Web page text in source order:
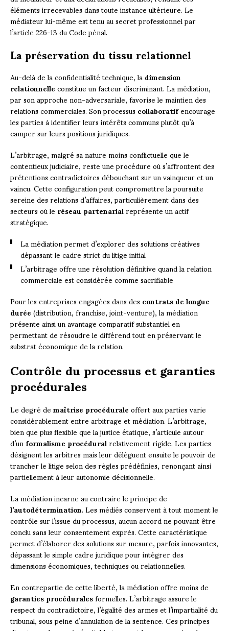
éléments irrecevables dans toute instance ultérieure. Le
médiateur lui-même est tenu au secret professionnel par
l’article 226-13 du Code pénal.
La préservation du tissu relationnel
Au-delà de la confidentialité technique, ladimension
relationnelleconstitue un facteur discriminant. La médiation,
par son approche non-adversariale, favorise le maintien des
relations commerciales. Son processuscollaboratifencourage
les parties à identifier leurs intérêts communs plutôt qu’à
camper sur leurs positions juridiques.
L’arbitrage, malgré sa nature moins conflictuelle que le
contentieux judiciaire, reste une procédure où s’affrontent des
prétentions contradictoires débouchant sur un vainqueur et un
vaincu. Cette configuration peut compromettre la poursuite
sereine des relations d’affaires, particulièrement dans des
secteurs où leréseau partenarialreprésente un actif
stratégique.
La médiation permet d’explorer des solutions créatives
dépassant le cadre strict du litige initial
L’arbitrage offre une résolution définitive quand la relation
commerciale est considérée comme sacrifiable
Pour les entreprises engagées dans descontrats de longue
durée(distribution, franchise, joint-venture), la médiation
présente ainsi un avantage comparatif substantiel en
permettant de résoudre le différend tout en préservant le
substrat économique de la relation.
Contrôle du processus et garanties
procédurales
Le degré demaîtrise procéduraleoffert aux parties varie
considérablement entre arbitrage et médiation. L’arbitrage,
bien que plus flexible que la justice étatique, s’articule autour
d’unformalisme procéduralrelativement rigide. Les parties
désignent les arbitres mais leur délèguent ensuite le pouvoir de
trancher le litige selon des règles prédéfinies, renonçant ainsi
partiellement à leur autonomie décisionnelle.
La médiation incarne au contraire le principe de
l’autodétermination. Les médiés conservent à tout moment le
contrôle sur l’issue du processus, aucun accord ne pouvant être
conclu sans leur consentement exprès. Cette caractéristique
permet d’élaborer des solutions sur mesure, parfois innovantes,
dépassant le simple cadre juridique pour intégrer des
dimensions économiques, techniques ou relationnelles.
En contrepartie de cette liberté, la médiation offre moins de
garanties procéduralesformelles. L’arbitrage assure le
respect du contradictoire, l’égalité des armes et l’impartialité du
tribunal, sous peine d’annulation de la sentence. Ces principes